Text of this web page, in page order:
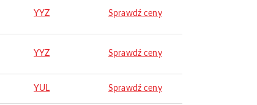
YYZ Sprawdź ceny
YYZ Sprawdź ceny
YUL Sprawdź ceny